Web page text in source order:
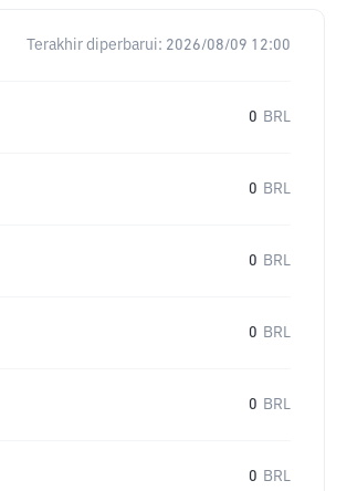
Terakhir diperbarui: 2026/08/09 12:00
0 BRL
0 BRL
0 BRL
0 BRL
0 BRL
0 BRL